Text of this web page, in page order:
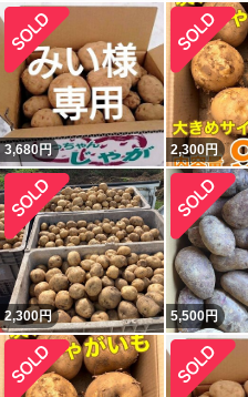
3,680円 2,300円
2,300円 5,500円